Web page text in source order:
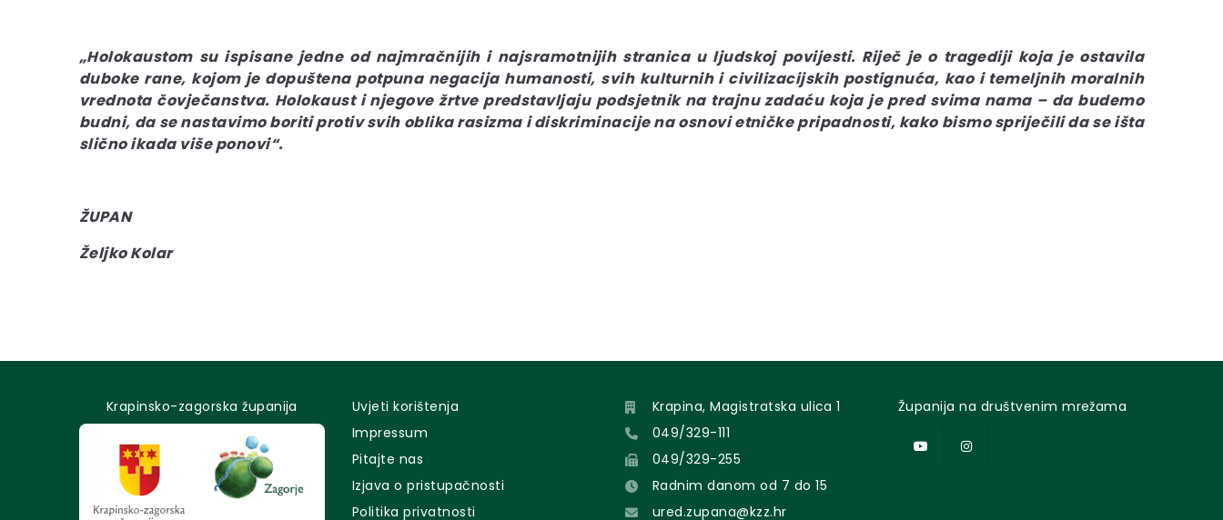
„Holokaustom su ispisane jedne od najmračnijih i najsramotnijih stranica u ljudskoj povijesti. Riječ je o tragediji koja je ostavila
duboke rane, kojom je dopuštena potpuna negacija humanosti, svih kulturnih i civilizacijskih postignuća, kao i temeljnih moralnih
vrednota čovječanstva. Holokaust i njegove žrtve predstavljaju podsjetnik na trajnu zadaću koja je pred svima nama – da budemo
budni, da se nastavimo boriti protiv svih oblika rasizma i diskriminacije na osnovi etničke pripadnosti, kako bismo spriječili da se išta
slično ikada više ponovi“.
ŽUPAN
Željko Kolar
Krapinsko-zagorska županija
Uvjeti korištenja
Impressum
Pitajte nas
Izjava o pristupačnosti
Politika privatnosti
Krapina, Magistratska ulica 1
049/329-111
049/329-255
Radnim danom od 7 do 15
ured.zupana@kzz.hr
Županija na društvenim mrežama